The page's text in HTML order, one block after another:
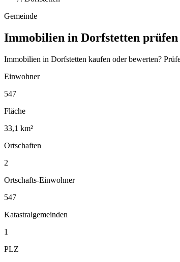
Gemeinde
Immobilien in Dorfstetten prüfen
Immobilien in Dorfstetten kaufen oder bewerten?
Einwohner
547
Fläche
33,1 km²
Ortschaften
2
Ortschafts-Einwohner
547
Katastralgemeinden
1
PLZ